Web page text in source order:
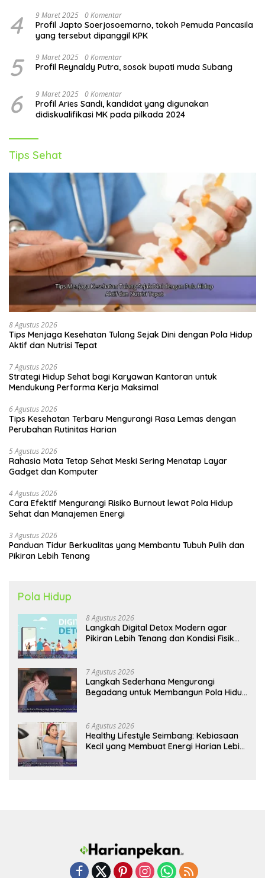
4 9 Maret 2025 0 Komentar
Profil Japto Soerjosoemarno, tokoh Pemuda Pancasila
yang tersebut dipanggil KPK
5 9 Maret 2025 0 Komentar
Profil Reynaldy Putra, sosok bupati muda Subang
6 9 Maret 2025 0 Komentar
Profil Aries Sandi, kandidat yang digunakan
didiskualifikasi MK pada pilkada 2024
Tips Sehat
8 Agustus 2026
Tips Menjaga Kesehatan Tulang Sejak Dini dengan Pola Hidup
Aktif dan Nutrisi Tepat
7 Agustus 2026
Strategi Hidup Sehat bagi Karyawan Kantoran untuk
Mendukung Performa Kerja Maksimal
6 Agustus 2026
Tips Kesehatan Terbaru Mengurangi Rasa Lemas dengan
Perubahan Rutinitas Harian
5 Agustus 2026
Rahasia Mata Tetap Sehat Meski Sering Menatap Layar
Gadget dan Komputer
4 Agustus 2026
Cara Efektif Mengurangi Risiko Burnout lewat Pola Hidup
Sehat dan Manajemen Energi
3 Agustus 2026
Panduan Tidur Berkualitas yang Membantu Tubuh Pulih dan
Pikiran Lebih Tenang
Pola Hidup
8 Agustus 2026
Langkah Digital Detox Modern agar
Pikiran Lebih Tenang dan Kondisi Fisik
7 Agustus 2026
Langkah Sederhana Mengurangi
Begadang untuk Membangun Pola Hidup
6 Agustus 2026
Healthy Lifestyle Seimbang: Kebiasaan
Kecil yang Membuat Energi Harian Lebih